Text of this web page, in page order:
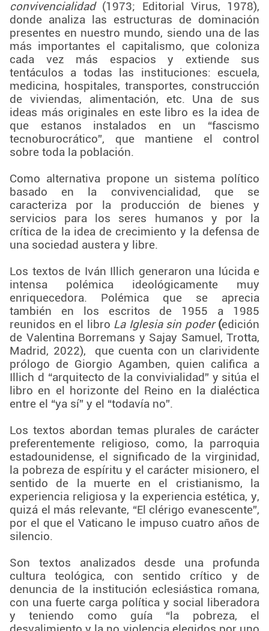
convivencialidad(1973; Editorial Virus, 1978),
donde analiza las estructuras de dominación
presentes en nuestro mundo, siendo una de las
más importantes el capitalismo, que coloniza
cada vez más espacios y extiende sus
tentáculos a todas las instituciones: escuela,
medicina, hospitales, transportes, construcción
de viviendas, alimentación, etc. Una de sus
ideas más originales en este libro es la idea de
que estanos instalados en un “fascismo
tecnoburocrático”, que mantiene el control
sobre toda la población.
Como alternativa propone un sistema político
basado en la convivencialidad, que se
caracteriza por la producción de bienes y
servicios para los seres humanos y por la
crítica de la idea de crecimiento y la defensa de
una sociedad austera y libre.
Los textos de Iván Illich generaron una lúcida e
intensa polémica ideológicamente muy
enriquecedora. Polémica que se aprecia
también en los escritos de 1955 a 1985
reunidos en el libro La Iglesia sin poder(edición
de Valentina Borremans y Sajay Samuel, Trotta,
Madrid, 2022), que cuenta con un clarividente
prólogo de Giorgio Agamben, quien califica a
Illich d “arquitecto de la convivialidad” y sitúa el
libro en el horizonte del Reino en la dialéctica
entre el “ya sí” y el “todavía no”.
Los textos abordan temas plurales de carácter
preferentemente religioso, como, la parroquia
estadounidense, el significado de la virginidad,
la pobreza de espíritu y el carácter misionero, el
sentido de la muerte en el cristianismo, la
experiencia religiosa y la experiencia estética, y,
quizá el más relevante, “El clérigo evanescente”,
por el que el Vaticano le impuso cuatro años de
silencio.
Son textos analizados desde una profunda
cultura teológica, con sentido crítico y de
denuncia de la institución eclesiástica romana,
con una fuerte carga política y social liberadora
y teniendo como guía “la pobreza, el